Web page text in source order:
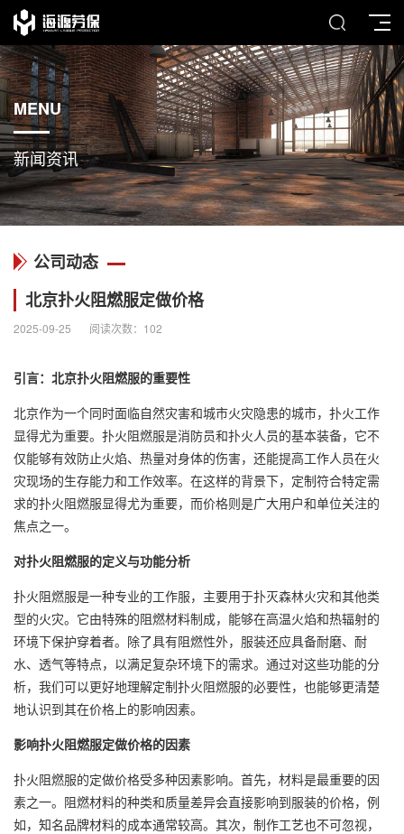
MENU
新闻资讯
公司动态
北京扑火阻燃服定做价格
2025-09-25 阅读次数： 102
引言：北京扑火阻燃服的重要性
北京作为一个同时面临自然灾害和城市火灾隐患的城市，扑火工作
显得尤为重要。扑火阻燃服是消防员和扑火人员的基本装备，它不
仅能够有效防止火焰、热量对身体的伤害，还能提高工作人员在火
灾现场的生存能力和工作效率。在这样的背景下，定制符合特定需
求的扑火阻燃服显得尤为重要，而价格则是广大用户和单位关注的
焦点之一。
对扑火阻燃服的定义与功能分析
扑火阻燃服是一种专业的工作服，主要用于扑灭森林火灾和其他类
型的火灾。它由特殊的阻燃材料制成，能够在高温火焰和热辐射的
环境下保护穿着者。除了具有阻燃性外，服装还应具备耐磨、耐
水、透气等特点，以满足复杂环境下的需求。通过对这些功能的分
析，我们可以更好地理解定制扑火阻燃服的必要性，也能够更清楚
地认识到其在价格上的影响因素。
影响扑火阻燃服定做价格的因素
扑火阻燃服的定做价格受多种因素影响。首先，材料是最重要的因
素之一。阻燃材料的种类和质量差异会直接影响到服装的价格，例
如，知名品牌材料的成本通常较高。其次，制作工艺也不可忽视，